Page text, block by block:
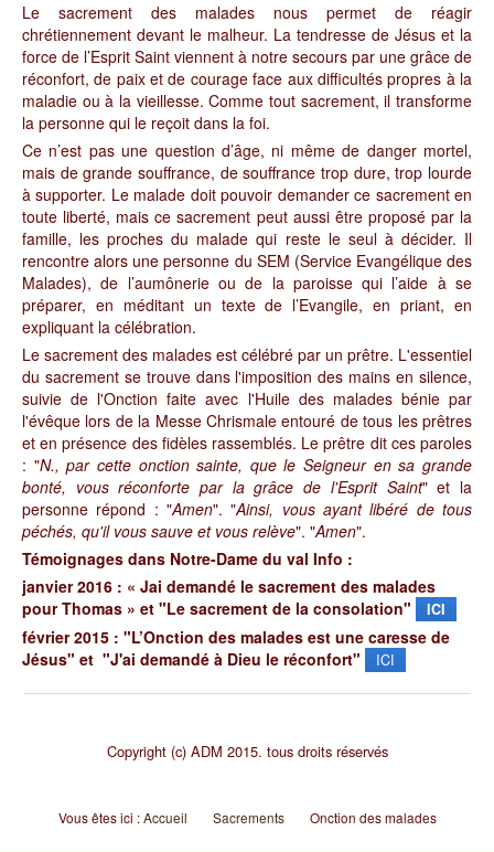
Le sacrement des malades nous permet de réagir
chrétiennement devant le malheur. La tendresse de Jésus et la
force de l’Esprit Saint viennent à notre secours par une grâce de
réconfort, de paix et de courage face aux difficultés propres à la
maladie ou à la vieillesse. Comme tout sacrement, il transforme
la personne qui le reçoit dans la foi.
Ce n’est pas une question d’âge, ni même de danger mortel,
mais de grande souffrance, de souffrance trop dure, trop lourde
à supporter. Le malade doit pouvoir demander ce sacrement en
toute liberté, mais ce sacrement peut aussi être proposé par la
famille, les proches du malade qui reste le seul à décider. Il
rencontre alors une personne du SEM (Service Evangélique des
Malades), de l’aumônerie ou de la paroisse qui l’aide à se
préparer, en méditant un texte de l’Evangile, en priant, en
expliquant la célébration.
Le sacrement des malades est célébré par un prêtre. L'essentiel
du sacrement se trouve dans l'imposition des mains en silence,
suivie de l'Onction faite avec l'Huile des malades bénie par
l'évêque lors de la Messe Chrismale entouré de tous les prêtres
et en présence des fidèles rassemblés. Le prêtre dit ces paroles
: "N., par cette onction sainte, que le Seigneur en sa grande
bonté, vous réconforte par la grâce de l'Esprit Saint" et la
personne répond : "Amen". "Ainsi, vous ayant libéré de tous
péchés, qu'il vous sauve et vous relève". "Amen".
Témoignages dans Notre-Dame du val Info :
janvier 2016 : « Jai demandé le sacrement des malades
pour Thomas » et "Le sacrement de la consolation"
ICI
février 2015 : "L’Onction des malades est une caresse de
Jésus" et "J'ai demandé à Dieu le réconfort"
ICI
Copyright (c) ADM 2015. tous droits réservés
Vous êtes ici :Accueil Sacrements Onction des malades